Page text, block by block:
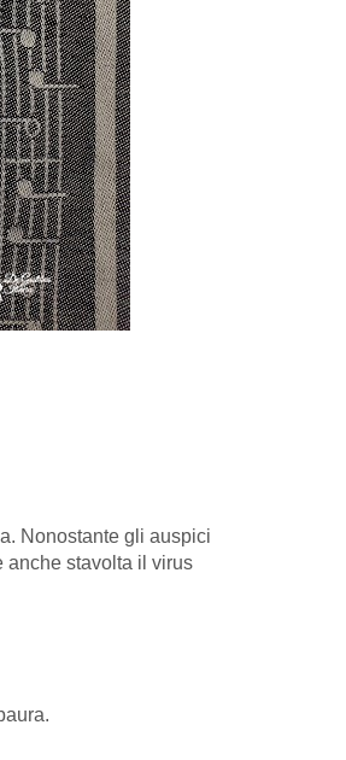
Nonostante gli auspici
anche stavolta il virus